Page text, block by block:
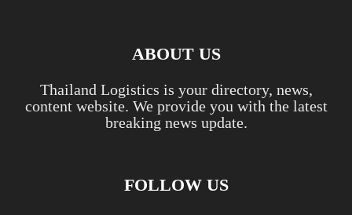
ABOUT US
Thailand Logistics is your directory, news,
content website. We provide you with the latest
breaking news update.
FOLLOW US